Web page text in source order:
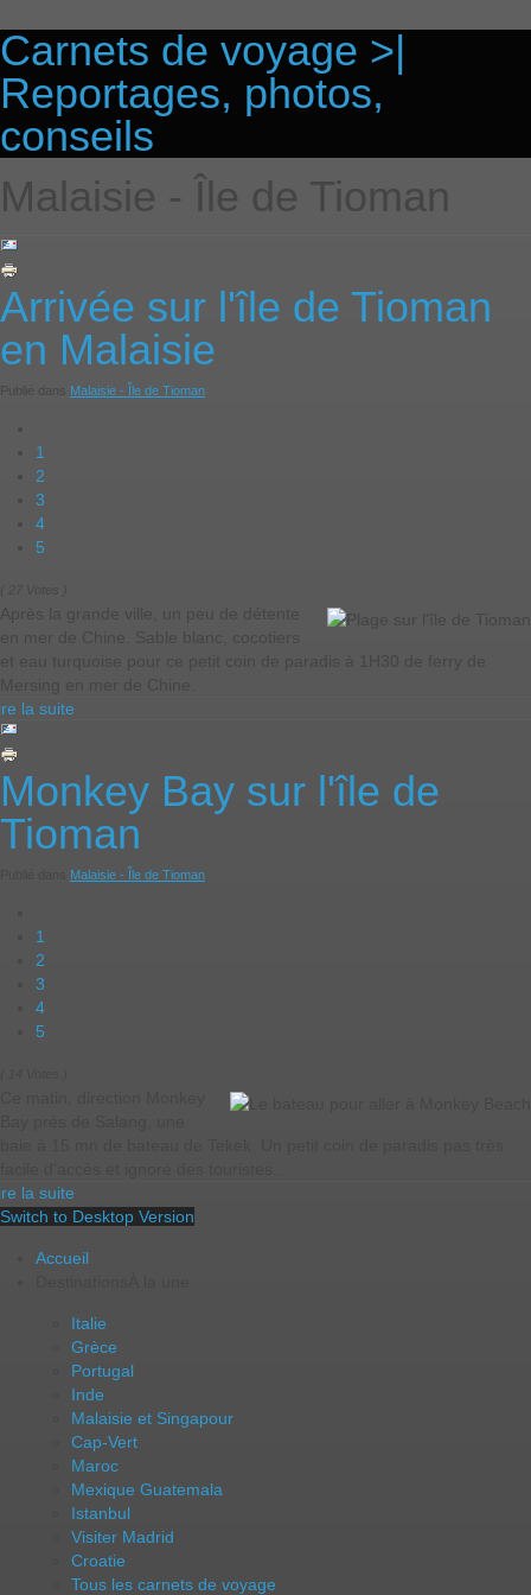
Carnets de voyage >|
Reportages, photos,
conseils
Malaisie - Île de Tioman
Arrivée sur l'île de Tioman
en Malaisie
Publié dans Malaisie - Île de Tioman
1
2
3
4
5
la suite
Monkey Bay sur l'île de
Tioman
Malaisie - Île de Tioman
1
2
3
4
5
la suite
Switch to Desktop Version
Accueil
Italie
Grèce
Portugal
Inde
Malaisie et Singapour
Cap-Vert
Maroc
Mexique Guatemala
Istanbul
Visiter Madrid
Croatie
Tous les carnets de voyage